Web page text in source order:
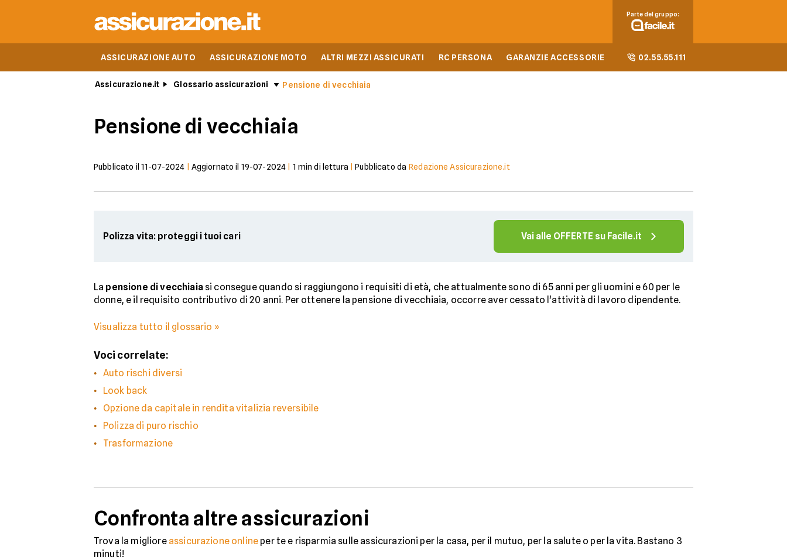
ASSICURAZIONE AUTO ASSICURAZIONE MOTO ALTRI MEZZI ASSICURATI RC PERSONA GARANZIE ACCESSORIE 02.55.55.111
Parte del gruppo:
Assicurazione.it Glossario assicurazioni Pensione di vecchiaia
Pensione di vecchiaia
Pubblicato il 11-07-2024 Aggiornato il 19-07-2024 1 min di lettura |Pubblicato da Redazione Assicurazione.it
Polizza vita: proteggi i tuoi cari Vai alle OFFERTE su Facile.it
La pensione di vecchiaiasi consegue quando si raggiungono i requisiti di età, che attualmente sono di 65 anni per gli uomini e 60 per le
donne, e il requisito contributivo di 20 anni. Per ottenere la pensione di vecchiaia, occorre aver cessato l'attività di lavoro dipendente.
Visualizza tutto il glossario »
Voci correlate:
Auto rischi diversi
Look back
Opzione da capitale in rendita vitalizia reversibile
Polizza di puro rischio
Trasformazione
Confronta altre assicurazioni
Trova la migliore assicurazione online per te e risparmia sulle assicurazioni per la casa, per il mutuo, per la salute o per la vita. Bastano 3
minuti!